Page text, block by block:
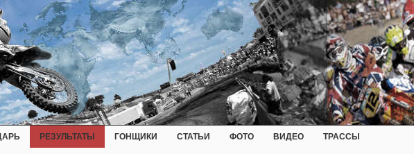
РЕЗУЛЬТАТЫ ГОНЩИКИ СТАТЬИ ФОТО ВИДЕО ТРАССЫ